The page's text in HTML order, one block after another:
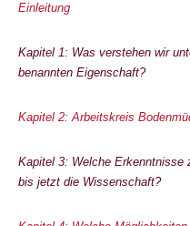
Einleitung
Kapitel 1: Was verstehen wir
benannten Eigenschaft?
Kapitel 2: Arbeitskreis
Kapitel 3: Welche Erkenntnisse
bis jetzt die Wissenschaft?